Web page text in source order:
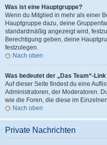
Was ist eine Hauptgruppe?
Wenn du Mitglied in mehr als einer
Hauptgruppe dazu, deine
standardmäßig angezeigt wird,
Berechtigung geben, deine
festzulegen.
Nach oben
Was bedeutet der „Das Team“-
Auf dieser Seite findest du eine
Administratoren, der Moderatoren.
wie die Foren, die diese im
Nach oben
Private Nachrichten